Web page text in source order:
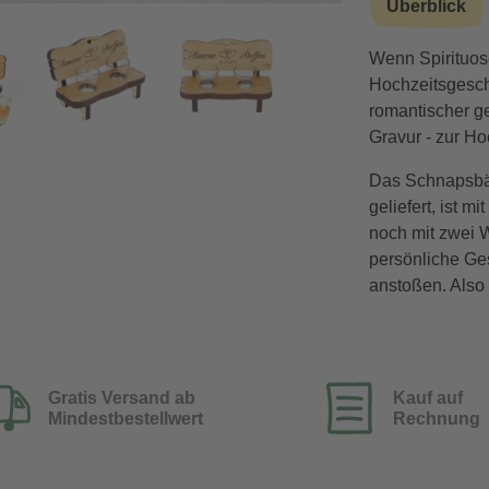
Überblick
Wenn
romantischer
Gravur - zur
Das
geliefert, ist
noch mit zwei
persönliche
anstoßen.
Gratis Versand ab
Mindestbestellwert
Kauf auf
Rechnung